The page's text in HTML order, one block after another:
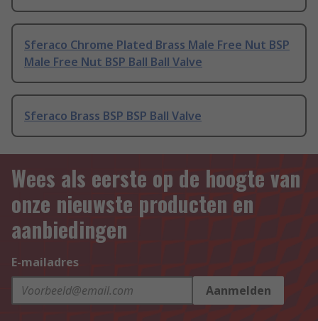
Sferaco Chrome Plated Brass Male Free Nut BSP
Male Free Nut BSP Ball Ball Valve
Sferaco Brass BSP BSP Ball Valve
Wees als eerste op de hoogte van
onze nieuwste producten en
aanbiedingen
E-mailadres
Aanmelden